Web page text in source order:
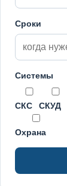
Сроки
Системы
СКС СКУД
Охрана